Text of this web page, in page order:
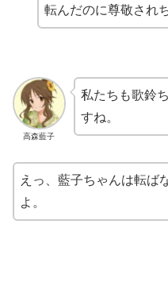
転んだのに尊敬され
高森藍子
私たちも歌鈴
すね。
えっ、藍子ちゃんは転ば
よ。